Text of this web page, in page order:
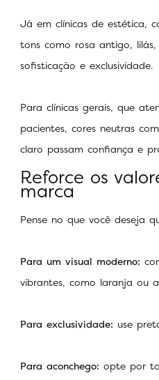
Já em clínicas de estética,
tons como rosa antigo,
sofisticação e exclusividade.
Para clínicas gerais, que
pacientes, cores neutras
claro passam confiança e
Reforce os
marca
Pense no que você deseja
Para um visual moderno:
vibrantes, como laranja ou
Para exclusividade: use
Para aconchego: opte por